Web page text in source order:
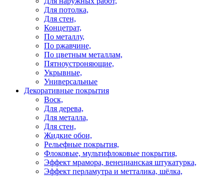
Для потолка,
Для стен,
Концетрат,
По металлу,
По ржавчине,
По цветным металлам,
Пятноустроняющие,
Укрывные,
Универсальные
Декоративные покрытия
Воск,
Для дерева,
Для металла,
Для стен,
Жидкие обои,
Рельефные покрытия,
Флоковые, мультифлоковые покрытия,
Эффект мрамора, венецианская штукатурка,
Эффект перламутра и метталика, шёлка,